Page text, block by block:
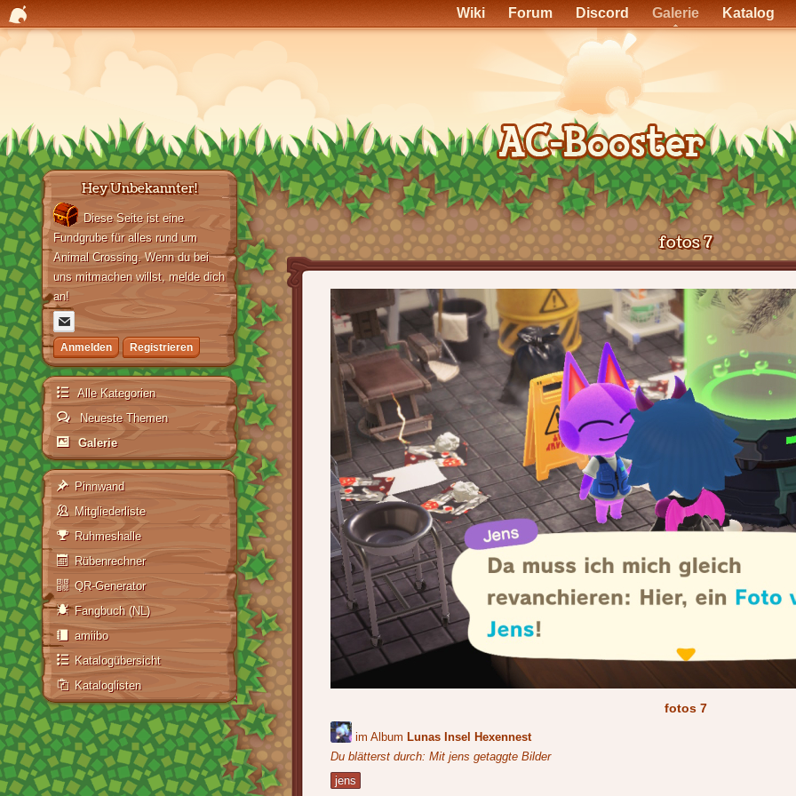
Wiki Forum Discord Galerie Katalog
Hey Unbekannter!
Diese Seite ist eine
Fundgrube für alles rund um
Animal Crossing. Wenn du bei
uns mitmachen willst, melde dich
an!
Anmelden Registrieren
Alle Kategorien
Neueste Themen
Galerie
Pinnwand
Mitgliederliste
Ruhmeshalle
Rübenrechner
QR-Generator
Fangbuch (NL)
amiibo
Katalogübersicht
Kataloglisten
fotos 7
fotos 7
im Album Lunas Insel Hexennest
Du blätterst durch: Mit jens getaggte Bilder
jens